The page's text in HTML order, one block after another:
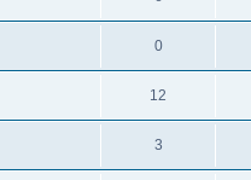
0
12
3